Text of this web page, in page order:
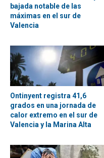
bajada notable de las
máximas en el sur de
Valencia
Ontinyent registra 41,6
grados en una jornada de
calor extremo en el sur de
Valencia y la Marina Alta